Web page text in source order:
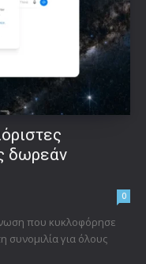
δωρεάν
0
που κυκλοφόρησε
συνομιλία για όλους